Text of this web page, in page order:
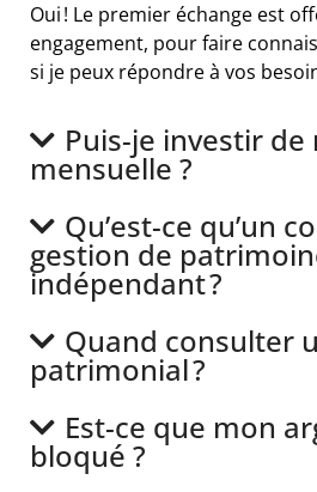
Oui ! Le premier échange est
engagement, pour faire
si je peux répondre à vos
Puis-je investir
mensuelle ?
Qu’est-ce qu’un
gestion de
indépendant ?
Quand consulter
patrimonial ?
Est-ce que mon
bloqué ?